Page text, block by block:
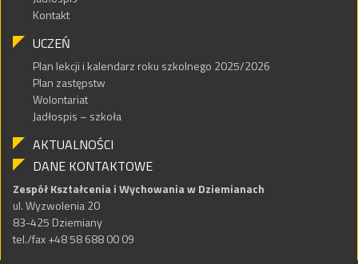
Kontakt
UCZEŃ
Plan lekcji i kalendarz roku szkolnego 2025/2026
Plan zastępstw
Wolontariat
Jadłospis – szkoła
AKTUALNOŚCI
DANE KONTAKTOWE
Zespół Kształcenia i Wychowania w Dziemianach
ul. Wyzwolenia 20
83-425 Dziemiany
tel./fax +48 58 688 00 09